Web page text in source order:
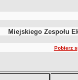
Miejskiego Zespołu
Pobierz